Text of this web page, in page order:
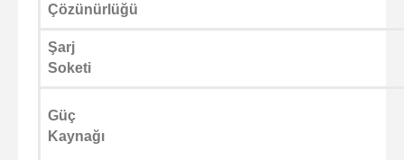
Çözünürlüğü
Şarj
Soketi
Güç
Kaynağı